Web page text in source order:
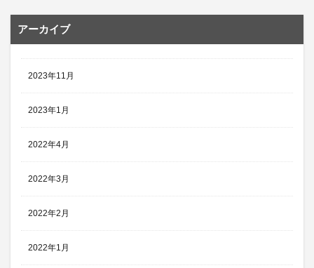
アーカイブ
2023年11月
2023年1月
2022年4月
2022年3月
2022年2月
2022年1月